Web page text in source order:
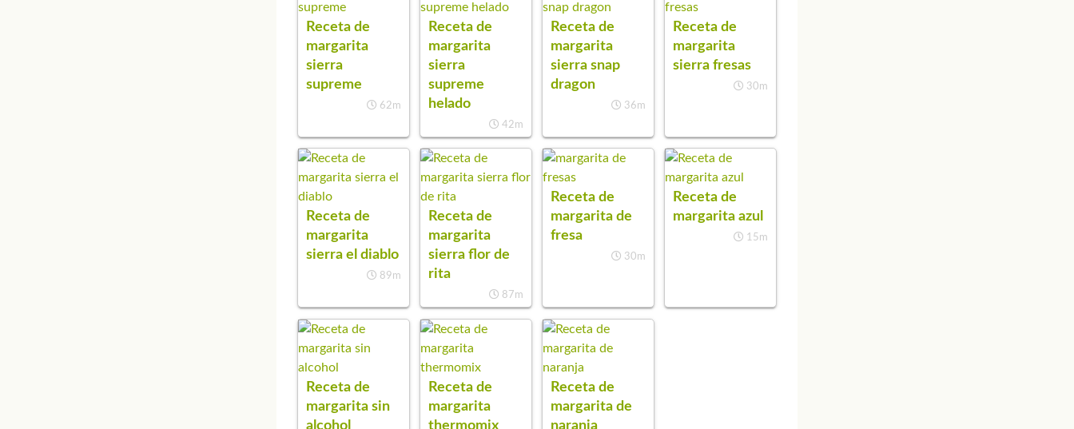
Receta de
margarita
sierra
supreme
62m
Receta de
margarita
sierra
supreme
helado
42m
Receta de
margarita
sierra snap
dragon
36m
Receta de
margarita
sierra fresas
30m
Receta de
margarita
sierra el diablo
89m
Receta de
margarita
sierra flor de
rita
87m
Receta de
margarita de
fresa
30m
Receta de
margarita azul
15m
Receta de
margarita sin
alcohol
Receta de
margarita
thermomix
Receta de
margarita de
naranja